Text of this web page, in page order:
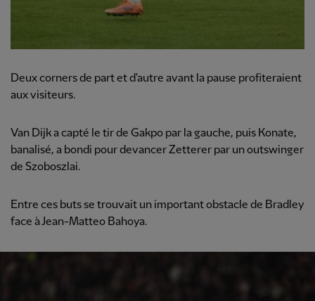
Deux corners de part et d'autre avant la pause profiteraient
aux visiteurs.
Van Dijk a capté le tir de Gakpo par la gauche, puis Konate,
banalisé, a bondi pour devancer Zetterer par un outswinger
de Szoboszlai.
Entre ces buts se trouvait un important obstacle de Bradley
face à Jean-Matteo Bahoya.